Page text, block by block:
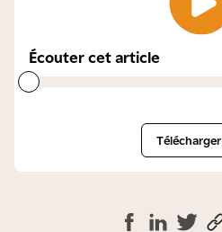
Écouter cet article
Télécharger